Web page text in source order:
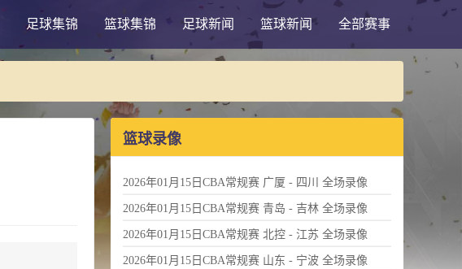
足球集锦 篮球集锦 足球新闻 篮球新闻 全部赛事
篮球录像
2026年01月15日CBA常规赛 广厦 - 四川 全场录像
2026年01月15日CBA常规赛 青岛 - 吉林 全场录像
2026年01月15日CBA常规赛 北控 - 江苏 全场录像
2026年01月15日CBA常规赛 山东 - 宁波 全场录像